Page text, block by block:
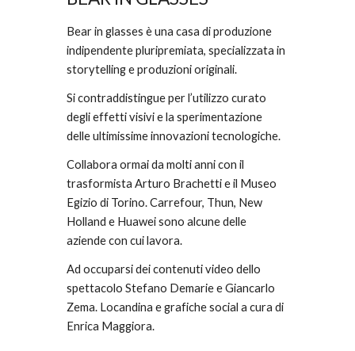
Bear in glasses è una casa di produzione
indipendente pluripremiata, specializzata in
storytelling e produzioni originali.
Si contraddistingue per l’utilizzo curato
degli effetti visivi e la sperimentazione
delle ultimissime innovazioni tecnologiche.
Collabora ormai da molti anni con il
trasformista Arturo Brachetti e il Museo
Egizio di Torino. Carrefour, Thun, New
Holland e Huawei sono alcune delle
aziende con cui lavora.
Ad occuparsi dei contenuti video dello
spettacolo Stefano Demarie e Giancarlo
Zema. Locandina e grafiche social a cura di
Enrica Maggiora.